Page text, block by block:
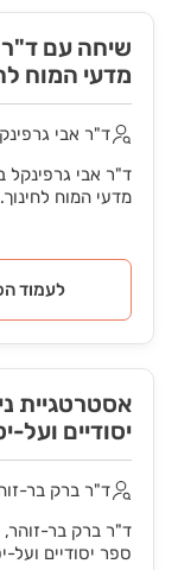
שיחה עם
מדעי המוח
ד"ר אבי
ד"ר אבי
מדעי המוח לחינוך.
לעמוד
אסטרטגיית
יסודיים ועל-
ד"ר ברק בר-
ד"ר ברק בר-זוהר,
ספר יסודיים ועל-